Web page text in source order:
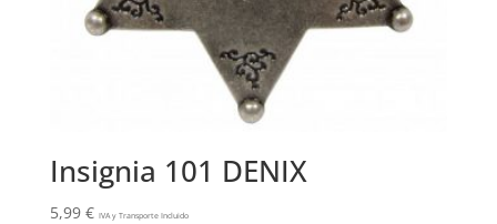
Insignia 101 DENIX
5,99 € IVA y Transporte Incluido